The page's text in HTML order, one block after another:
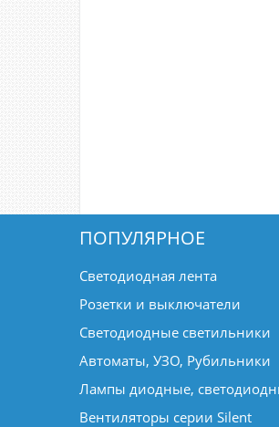
ПОПУЛЯРНОЕ
Светодиодная лента
Розетки и выключатели
Светодиодные светильники
Автоматы, УЗО, Рубильники
Лампы диодные,
Вентиляторы серии Silent